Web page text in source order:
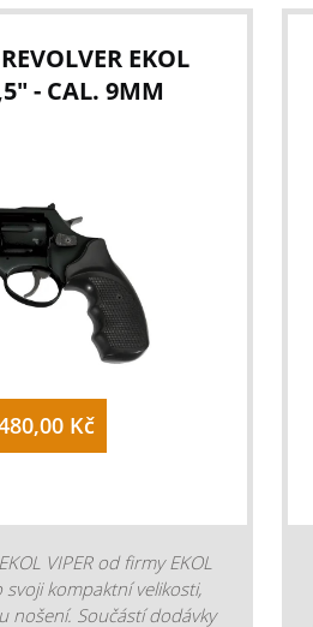
18-ti let. Vložením náboje
že je Vám více než 18 let.
EKOL
- CAL. 9MM
Kč
VIPER od firmy EKOL
svoji kompaktní velikosti,
nošení. Součástí dodávky